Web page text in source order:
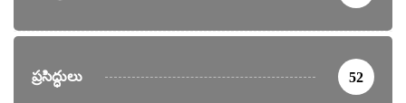
ప్రసిద్ధులు 52